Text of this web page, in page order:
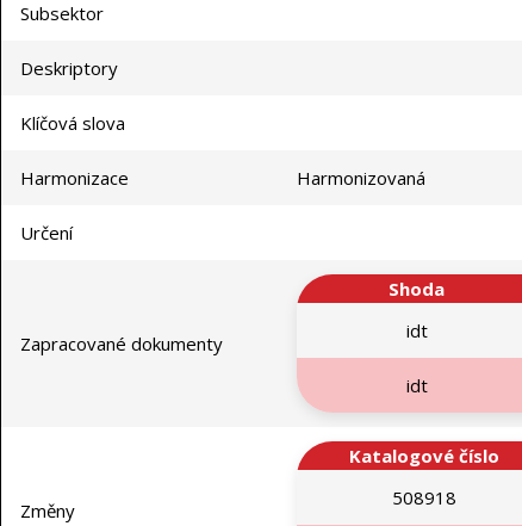
Subsektor
Deskriptory
Klíčová slova
Harmonizace Harmonizovaná
Určení
Zapracované dokumenty
Shoda
idt
idt
Změny
Katalogové číslo
508918